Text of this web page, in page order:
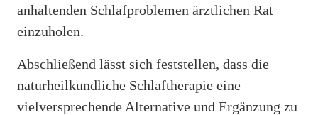
anhaltenden Schlafproblemen ärztlichen Rat
einzuholen.
Abschließend lässt sich feststellen, dass die
naturheilkundliche Schlaftherapie eine
vielversprechende Alternative und Ergänzung zu